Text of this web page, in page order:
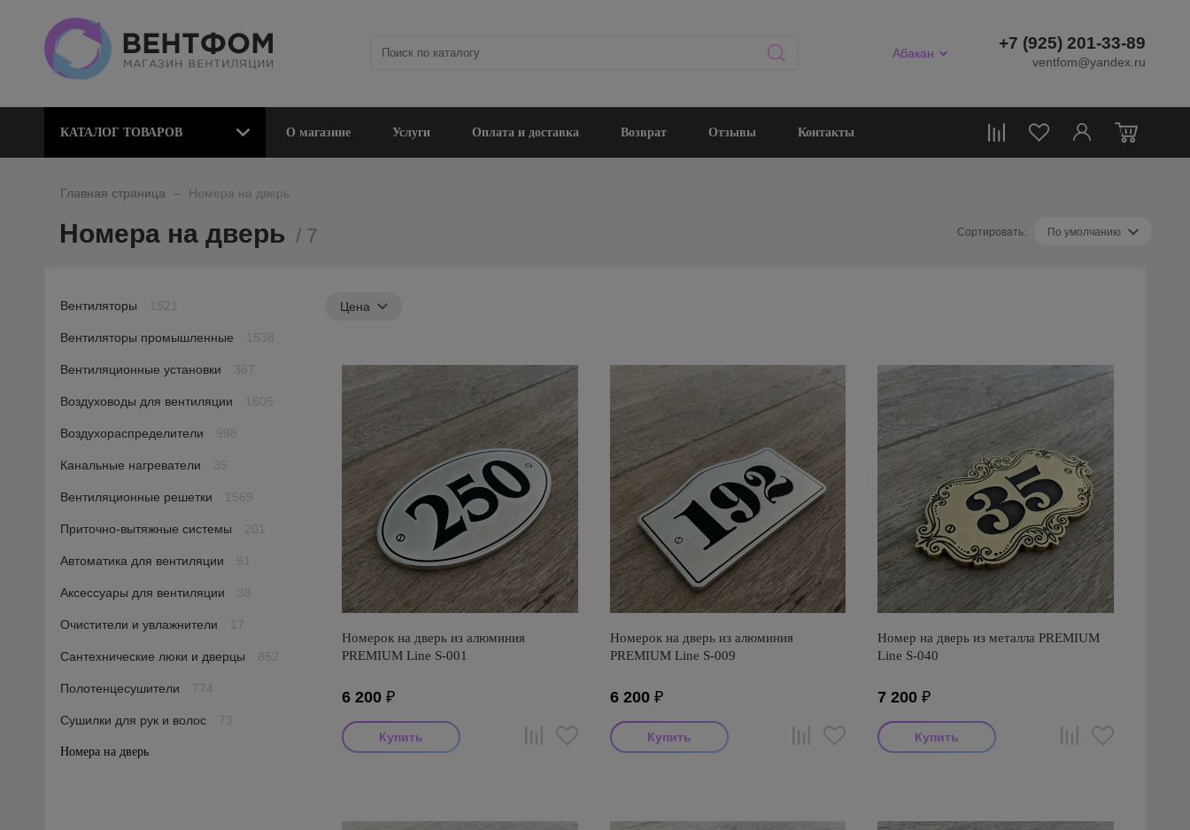
Абакан
+7 (925) 201-33-89
ventfom@yandex.ru
0
КАТАЛОГ ТОВАРОВ О магазине Услуги Оплата и доставка Возврат Отзывы Контакты
Главная страница Номера на дверь
Сортировать: По умолчанию
Номера на дверь / 7
Цена
Номерок на дверь из алюминия
PREMIUM Line S-001
6 200 ₽
Номерок на дверь из алюминия
PREMIUM Line S-009
6 200₽
Номер на дверь из металла PREMIUM
Line S-040
7 200 ₽
Вентиляторы 1521
Вентиляторы промышленные 1538
Вентиляционные установки 367
Воздуховоды для вентиляции 1605
Воздухораспределители 998
Канальные нагреватели 35
Вентиляционные решетки 1569
Приточно-вытяжные системы 201
Автоматика для вентиляции 91
Аксессуары для вентиляции 38
Очистители и увлажнители 17
Сантехнические люки и дверцы 852
Полотенцесушители 774
Сушилки для рук и волос 73
Номера на дверь